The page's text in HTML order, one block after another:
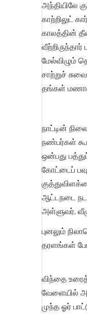
அந்தியிலே
காற்றிலுட்
காலத்தின்
வீற்றிருந்தார்
மேல்விழும்
சாற்றுச்
தங்கள்
நாட்டின்
நண்பர்கள்
ஒன்பது
கோட்டைப்
ஆட்டநடை
அள்ளுவர்,
புனலும்
தரளங்கள்
விந்தை
வேளையில்
முந்த ஓர்